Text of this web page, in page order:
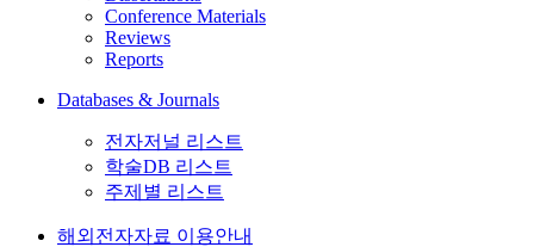
Conference Materials
Reviews
Reports
Databases & Journals
전자저널 리스트
학술DB 리스트
주제별 리스트
해외전자자료 이용안내